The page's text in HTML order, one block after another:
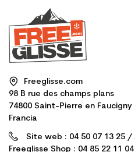
Freeglisse.com
98 B rue des champs plans
74800 Saint-Pierre en Faucigny
Francia
Site web : 04 50 07 13 25 /
Freeglisse Shop : 04 85 22 11 04